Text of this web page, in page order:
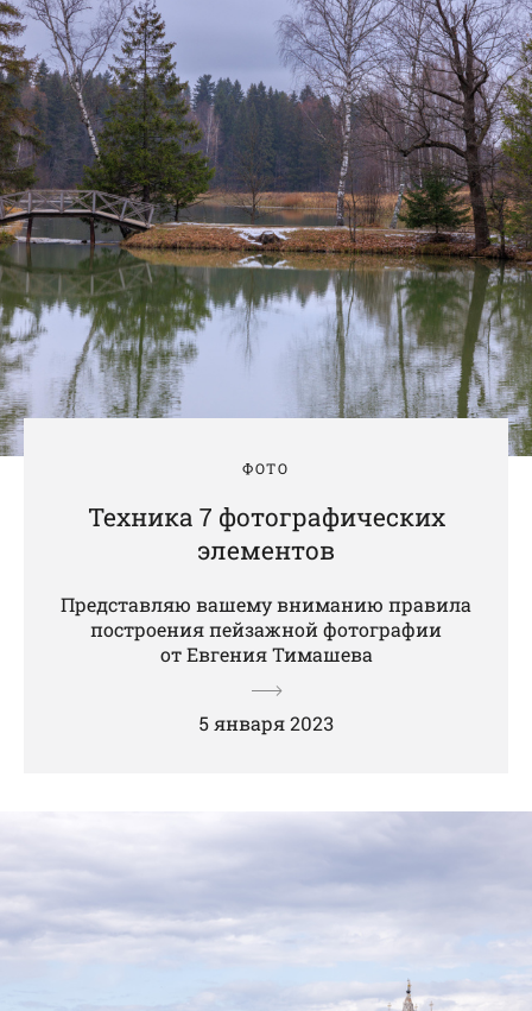
ФОТО
Техника 7 фотографических
элементов
Представляю вашему вниманию правила
построения пейзажной фотографии
от Евгения Тимашева
5 января 2023